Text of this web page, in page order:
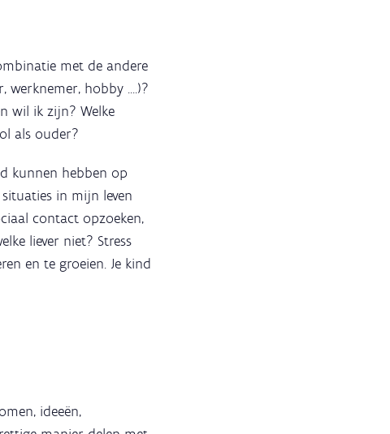
met de andere
hobby ....)?
wil ik zijn? Welke
als ouder?
kunnen hebben op
in mijn leven
contact opzoeken,
liever niet? Stress
en te groeien. Je kind
ideeën,